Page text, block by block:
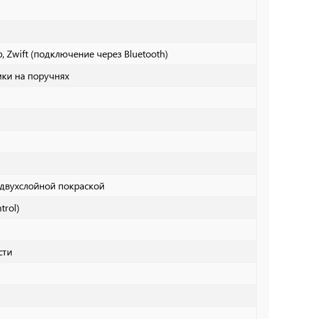
Zwift (подключение через Bluetooth)
на поручнях
покраской